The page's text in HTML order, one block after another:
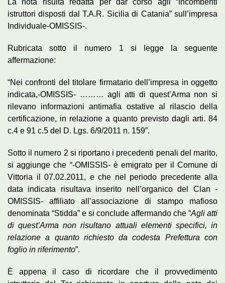
istruttori disposti dal T.A.R. Sicilia di Catania” sull’impresa
Individuale-OMISSIS-.
Rubricata sotto il numero 1 si legge la seguente
affermazione:
“Nei confronti del titolare firmatario dell’impresa in oggetto
indicata,-OMISSIS- ……… agli atti di quest’Arma non si
rilevano informazioni antimafia ostative al rilascio della
certificazione, in relazione a quanto previsto dagli arti. 84
c.4 e 91 c.5 del D. Lgs. 6/9/2011 n. 159”.
Sotto il numero 2 si riportano i precedenti penali del marito,
si aggiunge che “-OMISSIS- è emigrato per il Comune di
Vittoria il 07.02.2011, e che nel periodo precedente alla
data indicata risultava inserito nell’organico del Clan -
OMISSIS- affiliato all’associazione di stampo mafioso
denominata “Stidda” e si conclude affermando che “Agli atti
di quest’Arma non risultano attuali elementi specifici, in
relazione a quanto richiesto da codesta Prefettura con
foglio in riferimento”.
È appena il caso di ricordare che il provvedimento